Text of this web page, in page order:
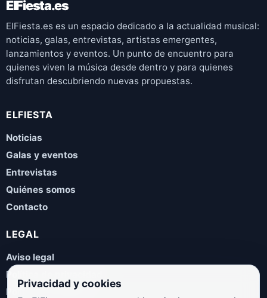
ElFiesta.es
ElFiesta.es es un espacio dedicado a la actualidad musical:
noticias, galas, entrevistas, artistas emergentes,
lanzamientos y eventos. Un punto de encuentro para
quienes viven la música desde dentro y para quienes
disfrutan descubriendo nuevas propuestas.
ELFIESTA
Noticias
Galas y eventos
Entrevistas
Quiénes somos
Contacto
LEGAL
Aviso legal
Política de privacidad
Política de cookies
Privacidad y cookies